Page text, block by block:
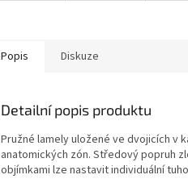
Popis Diskuze
Detailní popis produktu
Pružné lamely uložené ve dvojicích v
anatomických zón. Středový popruh
objímkami lze nastavit individuální